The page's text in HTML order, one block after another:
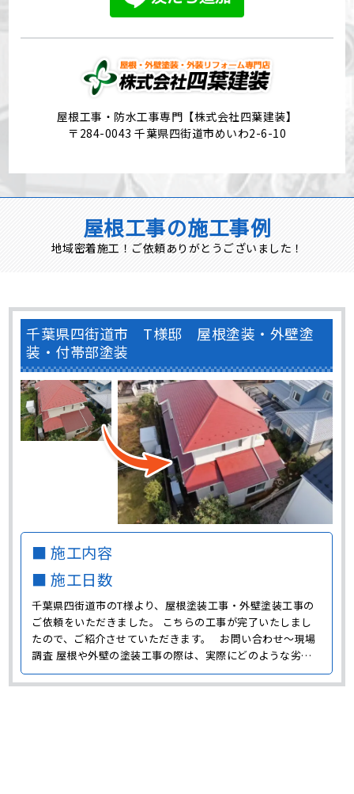
屋根工事・防水工事専門【株式会社四葉建装】
〒284-0043 千葉県四街道市めいわ2-6-10
屋根工事の施工事例
地域密着施工！ご依頼ありがとうございました！
千葉県四街道市 T様邸 屋根塗装・外壁塗
装・付帯部塗装
■ 施工内容
■ 施工日数
千葉県四街道市のT様より、屋根塗装工事・外壁塗装工事の
ご依頼をいただきました。 こちらの工事が完了いたしまし
たので、ご紹介させていただきます。 お問い合わせ～現場
調査 屋根や外壁の塗装工事の際は、実際にどのような劣化
が発生していてどのような補修が必要なのか、目で見て確認
する必要があります。 屋根はドローンで確認したところ、色